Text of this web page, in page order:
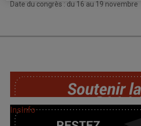
Date du congrès : du 16 au 19 novembre
SoutChaire
InsInfo